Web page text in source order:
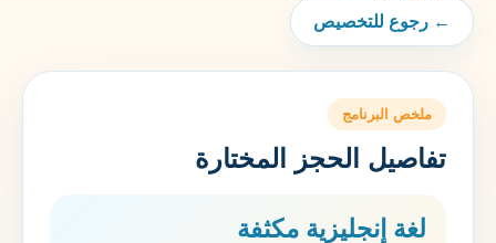
← رجوع للتخصيص
ملخص البرنامج
تفاصيل الحجز المختارة
لغة إنجليزية مكثفة